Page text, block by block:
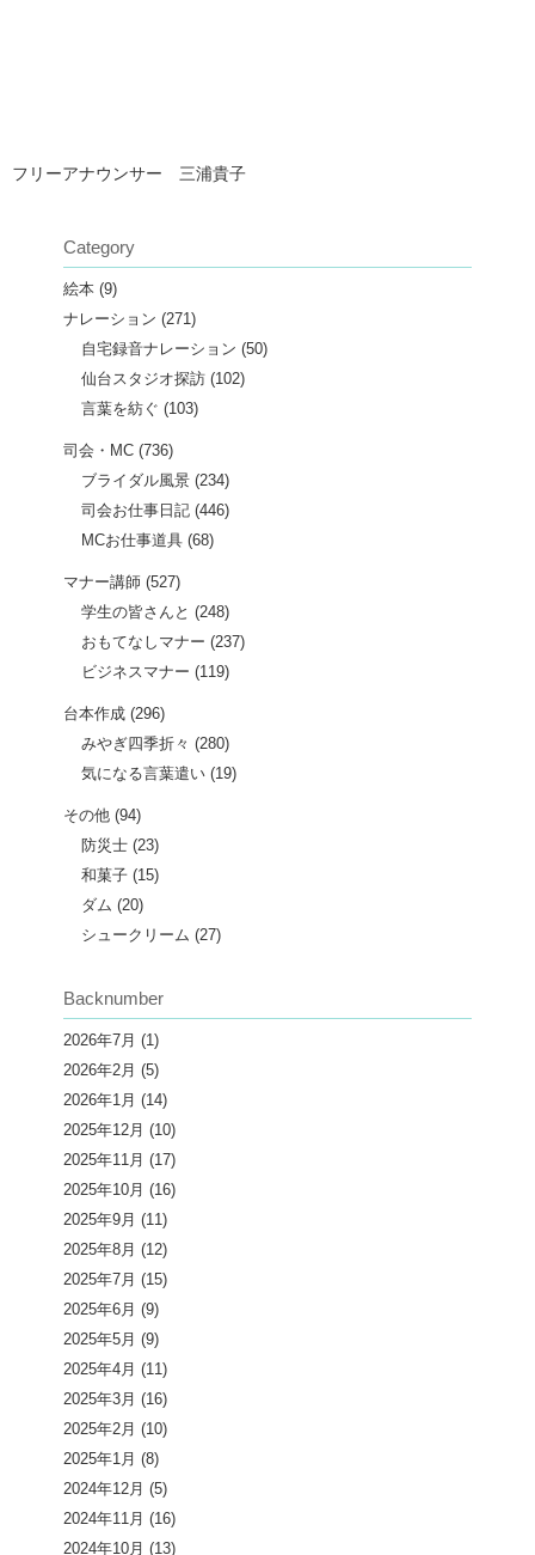
フリーアナウンサー 三浦貴子
Category
絵本(9)
ナレーション (271)
自宅録音ナレーション (50)
仙台スタジオ探訪(102)
言葉を紡ぐ (103)
司会・MC(736)
ブライダル風景(234)
司会お仕事日記(446)
MCお仕事道具(68)
マナー講師(527)
学生の皆さんと (248)
おもてなしマナー (237)
ビジネスマナー (119)
台本作成(296)
みやぎ四季折々 (280)
気になる言葉遣い(19)
その他(94)
防災士(23)
和菓子(15)
ダム (20)
シュークリーム (27)
Backnumber
2026年7月 (1)
2026年2月 (5)
2026年1月 (14)
2025年12月 (10)
2025年11月 (17)
2025年10月 (16)
2025年9月 (11)
2025年8月 (12)
2025年7月 (15)
2025年6月 (9)
2025年5月 (9)
2025年4月 (11)
2025年3月 (16)
2025年2月 (10)
2025年1月 (8)
2024年12月 (5)
2024年11月 (16)
2024年10月 (13)